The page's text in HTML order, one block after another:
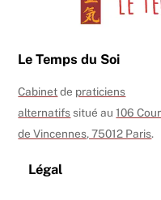
Le Temps du Soi
Cabinetde praticiens
alternatifssitué au106
de Vincennes, 75012 Paris.
Légal